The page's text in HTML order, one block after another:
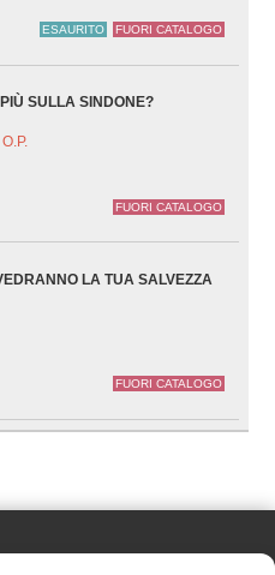
ESAURITO FUORI CATALOGO
SULLA SINDONE?
FUORI CATALOGO
LA TUA SALVEZZA
FUORI CATALOGO